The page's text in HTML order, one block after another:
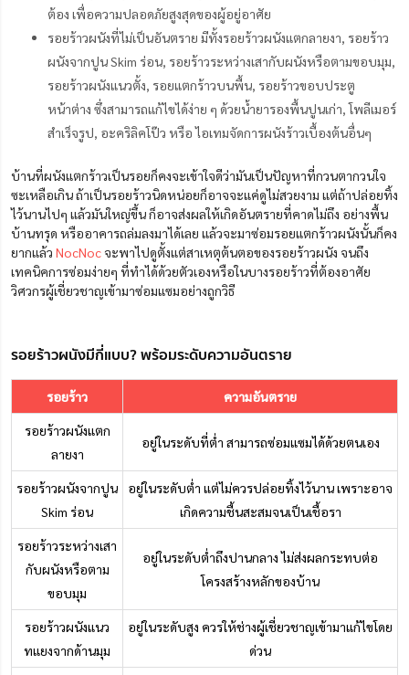
ต้อง เพื่อความปลอดภัยสูงสุดของผู้อยู่อาศัย
รอยร้าวผนังที่ไม่เป็นอันตราย มีทั้งรอยร้าวผนังแตกลายงา, รอยร้าว
ผนังจากปูน Skim ร่อน, รอยร้าวระหว่างเสากับผนังหรือตามขอบมุม,
รอยร้าวผนังแนวตั้ง, รอยแตกร้าวบนพื้น, รอยร้าวขอบประตู
หน้าต่าง ซึ่งสามารถแก้ไขได้ง่าย ๆ ด้วยน้ำยารองพื้นปูนเก่า, โพลีเมอร์
สำเร็จรูป, อะคริลิคโป๊ว หรือ ไอเทมจัดการผนังร้าวเบื้องต้นอื่นๆ
บ้านที่ผนังแตกร้าวเป็นรอยก็คงจะเข้าใจดีว่ามันเป็นปัญหาที่กวนตากวนใจ
ซะเหลือเกิน ถ้าเป็นรอยร้าวนิดหน่อยก็อาจจะแค่ดูไม่สวยงาม แต่ถ้าปล่อยทิ้ง
ไว้นานไปๆ แล้วมันใหญ่ขึ้น ก็อาจส่งผลให้เกิดอันตรายที่คาดไม่ถึง อย่างพื้น
บ้านทรุด หรืออาคารถล่มลงมาได้เลย แล้วจะมาซ่อมรอยแตกร้าวผนังนั้นก็คง
ยากแล้ว NocNoc จะพาไปดูตั้งแต่สาเหตุต้นตอของรอยร้าวผนัง จนถึง
เทคนิคการซ่อมง่ายๆ ที่ทำได้ด้วยตัวเองหรือในบางรอยร้าวที่ต้องอาศัย
วิศวกรผู้เชี่ยวชาญเข้ามาซ่อมแซมอย่างถูกวิธี
รอยร้าวผนังมีกี่แบบ? พร้อมระดับความอันตราย
รอยร้าว ความอันตราย
รอยร้าวผนังแตก
ลายงา
อยู่ในระดับที่ต่ำ สามารถซ่อมแซมได้ด้วยตนเอง
รอยร้าวผนังจากปูน
Skim ร่อน
อยู่ในระดับต่ำ แต่ไม่ควรปล่อยทิ้งไว้นาน เพราะอาจ
เกิดความชื้นสะสมจนเป็นเชื้อรา
รอยร้าวระหว่างเสา
กับผนังหรือตาม
ขอบมุม
อยู่ในระดับต่ำถึงปานกลาง ไม่ส่งผลกระทบต่อ
โครงสร้างหลักของบ้าน
รอยร้าวผนังแนว
ทแยงจากด้านมุม
อยู่ในระดับสูง ควรให้ช่างผู้เชี่ยวชาญเข้ามาแก้ไขโดย
ด่วน